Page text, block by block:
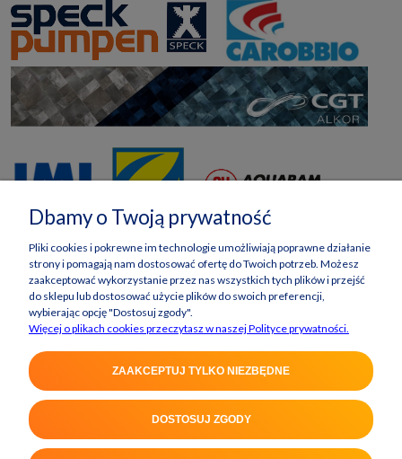
POKAŻ PEŁNĄ WERSJĘ STRONY
Dbamy o Twoją prywatność
Pliki cookies i pokrewne im technologie umożliwiają poprawne działanie
strony i pomagają nam dostosować ofertę do Twoich potrzeb. Możesz
zaakceptować wykorzystanie przez nas wszystkich tych plików i przejść
do sklepu lub dostosować użycie plików do swoich preferencji,
wybierając opcję "Dostosuj zgody".
Więcej o plikach cookies przeczytasz w naszej Polityce prywatności.
ZAAKCEPTUJ TYLKO NIEZBĘDNE
DOSTOSUJ ZGODY